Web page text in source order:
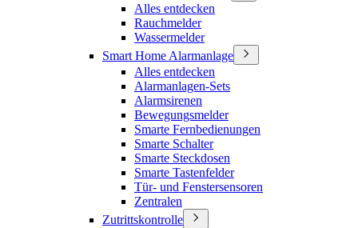
Alles entdecken
Rauchmelder
Wassermelder
Smart Home Alarmanlage
Alles entdecken
Alarmanlagen-Sets
Alarmsirenen
Bewegungsmelder
Smarte Fernbedienungen
Smarte Schalter
Smarte Steckdosen
Smarte Tastenfelder
Tür- und Fenstersensoren
Zentralen
Zutrittskontrolle